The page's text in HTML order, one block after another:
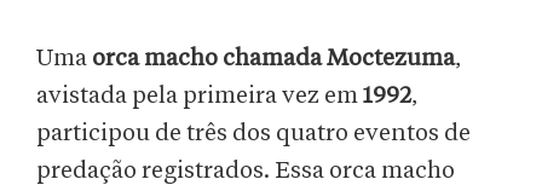
Uma orca macho chamada Moctezuma,
avistada pela primeira vez em1992,
participou de três dos quatro eventos de
predação registrados. Essa orca macho